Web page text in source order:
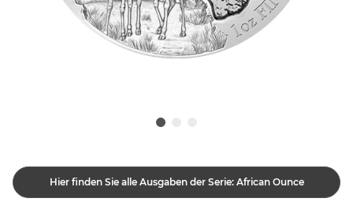
Hier finden Sie alle Ausgaben der Serie: African Ounce